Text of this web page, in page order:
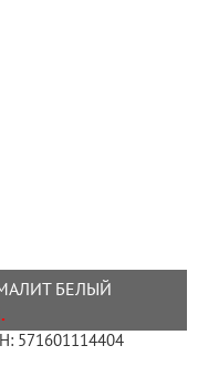
БЕЛЫЙ
571601114404